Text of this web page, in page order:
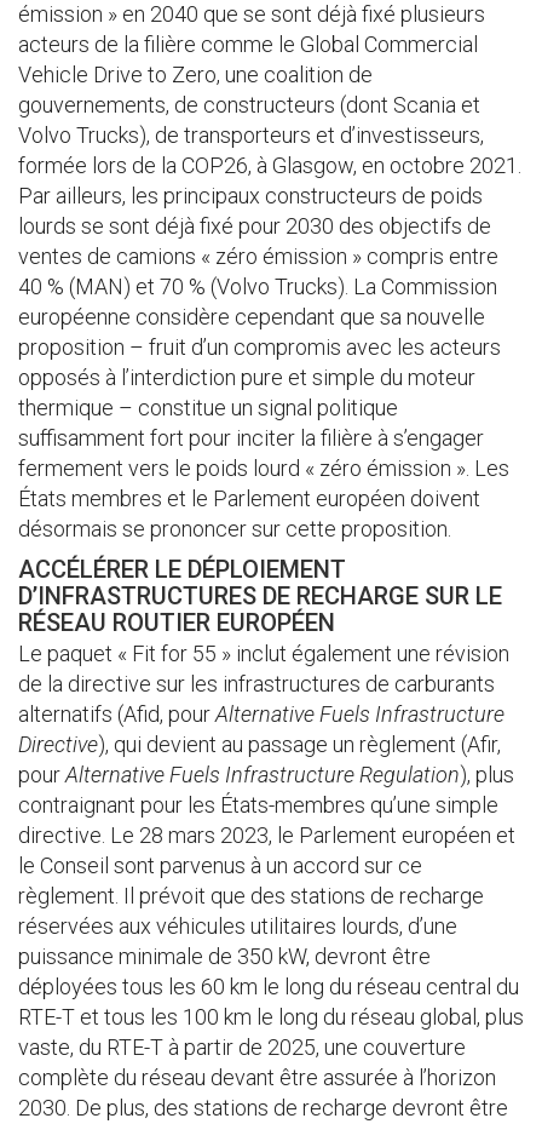
émission » en 2040 que se sont déjà fixé plusieurs
acteurs de la filière comme le Global Commercial
Vehicle Drive to Zero, une coalition de
gouvernements, de constructeurs (dont Scania et
Volvo Trucks), de transporteurs et d’investisseurs,
formée lors de la COP26, à Glasgow, en octobre 2021.
Par ailleurs, les principaux constructeurs de poids
lourds se sont déjà fixé pour 2030 des objectifs de
ventes de camions « zéro émission » compris entre
40 % (MAN) et 70 % (Volvo Trucks). La Commission
européenne considère cependant que sa nouvelle
proposition – fruit d’un compromis avec les acteurs
opposés à l’interdiction pure et simple du moteur
thermique – constitue un signal politique
suffisamment fort pour inciter la filière à s’engager
fermement vers le poids lourd « zéro émission ». Les
États membres et le Parlement européen doivent
désormais se prononcer sur cette proposition.
ACCÉLÉRER LE DÉPLOIEMENT
D’INFRASTRUCTURES DE RECHARGE SUR LE
RÉSEAU ROUTIER EUROPÉEN
Le paquet « Fit for 55 » inclut également une révision
de la directive sur les infrastructures de carburants
alternatifs (Afid, pourAlternative Fuels Infrastructure
Directive), qui devient au passage un règlement (Afir,
pourAlternative Fuels Infrastructure Regulation), plus
contraignant pour les États-membres qu’une simple
directive. Le 28 mars 2023, le Parlement européen et
le Conseil sont parvenus à un accord sur ce
règlement. Il prévoit que des stations de recharge
réservées aux véhicules utilitaires lourds, d’une
puissance minimale de 350 kW, devront être
déployées tous les 60 km le long du réseau central du
RTE-T et tous les 100 km le long du réseau global, plus
vaste, du RTE-T à partir de 2025, une couverture
complète du réseau devant être assurée à l’horizon
2030. De plus, des stations de recharge devront être